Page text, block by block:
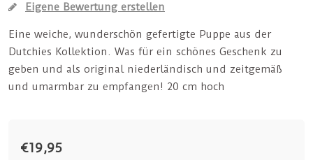
Eigene Bewertung erstellen
Eine weiche, wunderschön gefertigte Puppe aus der
Dutchies Kollektion. Was für ein schönes Geschenk zu
geben und als original niederländisch und zeitgemäß
und umarmbar zu empfangen! 20 cm hoch
€19,95